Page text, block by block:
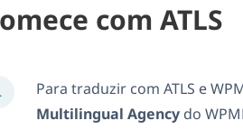
com ATLS
Para traduzir com ATLS e
Multilingual Agencydo